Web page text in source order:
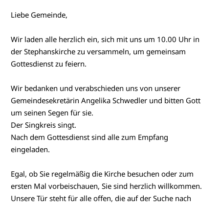
Liebe Gemeinde,
Wir laden alle herzlich ein, sich mit uns um 10.00 Uhr in
der Stephanskirche zu versammeln, um gemeinsam
Gottesdienst zu feiern.
Wir bedanken und verabschieden uns von unserer
Gemeindesekretärin Angelika Schwedler und bitten Gott
um seinen Segen für sie.
Der Singkreis singt.
Nach dem Gottesdienst sind alle zum Empfang
eingeladen.
Egal, ob Sie regelmäßig die Kirche besuchen oder zum
ersten Mal vorbeischauen, Sie sind herzlich willkommen.
Unsere Tür steht für alle offen, die auf der Suche nach